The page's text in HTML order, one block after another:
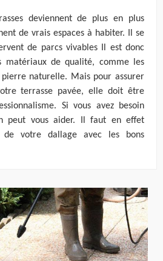
deviennent de plus en plus
de vrais espaces à habiter. Il se
de parcs vivables Il est donc
matériaux de qualité, comme les
naturelle. Mais pour assurer
terrasse pavée, elle doit être
Si vous avez besoin
peut vous aider. Il faut en effet
de votre dallage avec les bons